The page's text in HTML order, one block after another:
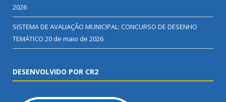
2026
SISTEMA DE AVALIAÇÃO MUNICIPAL: CONCURSO DE DESENHO
TEMÁTICO 20 de maio de 2026
DESENVOLVIDO POR CR2